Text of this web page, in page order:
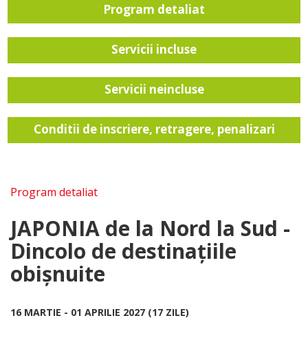
Program detaliat
Servicii incluse
Servicii neincluse
Conditii de inscriere, retragere, penalizari
Program detaliat
JAPONIA de la Nord la Sud -
Dincolo de destinațiile
obișnuite
16 MARTIE - 01 APRILIE 2027 (17 ZILE)